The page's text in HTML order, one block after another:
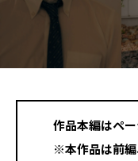
作品本編はペー
※本作品は前